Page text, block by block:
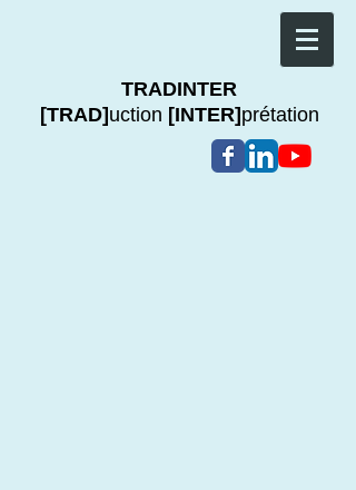
TRADINTER
[TRAD] uction [INTER] prétation